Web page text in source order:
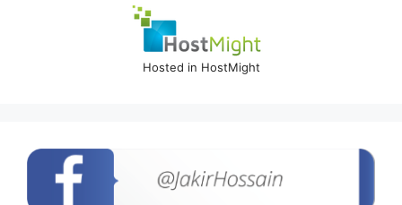
Hosted in HostMight